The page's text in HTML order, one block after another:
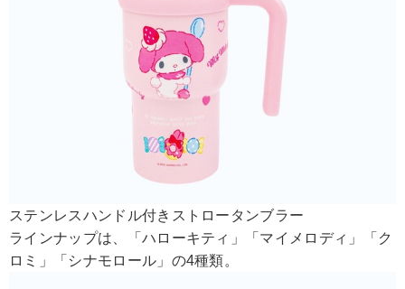
ステンレスハンドル付きストロータンブラー
ラインナップは、「ハローキティ」「マイメロディ」「ク
ロミ」「シナモロール」の4種類。